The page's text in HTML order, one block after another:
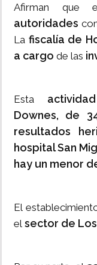
Afirman que
autoridades
La fiscalía de
a cargo de las
Esta
Downes, de
resultados
hospital San
hay un menor
El
el sector de